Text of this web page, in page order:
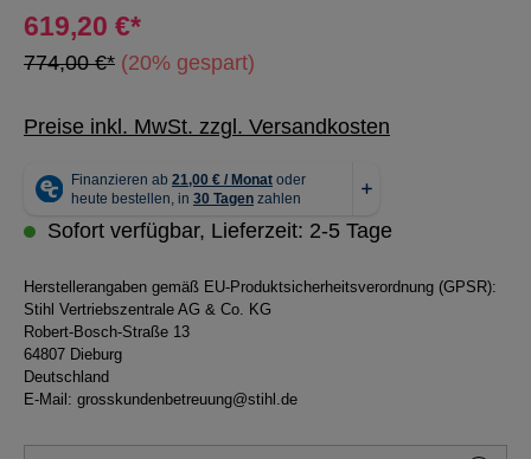
619,20 €*
774,00 €* (20% gespart)
Preise inkl. MwSt. zzgl. Versandkosten
Sofort verfügbar, Lieferzeit: 2-5 Tage
Herstellerangaben gemäß EU-Produktsicherheitsverordnung (GPSR):
Stihl Vertriebszentrale AG & Co. KG
Robert-Bosch-Straße 13
64807 Dieburg
Deutschland
E-Mail: grosskundenbetreuung@stihl.de